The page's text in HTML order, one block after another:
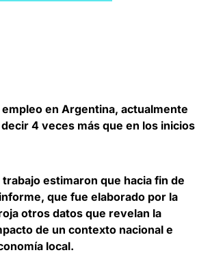
en Argentina, actualmente
decir 4 veces más que en los inicios
estimaron que hacia fin de
que fue elaborado por la
otros datos que revelan la
de un contexto nacional e
local.